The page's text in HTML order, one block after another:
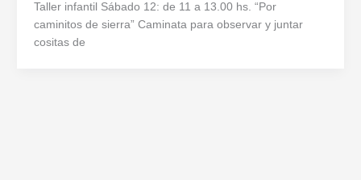
Taller infantil Sábado 12: de 11 a 13.00 hs. “Por
caminitos de sierra” Caminata para observar y juntar
cositas de